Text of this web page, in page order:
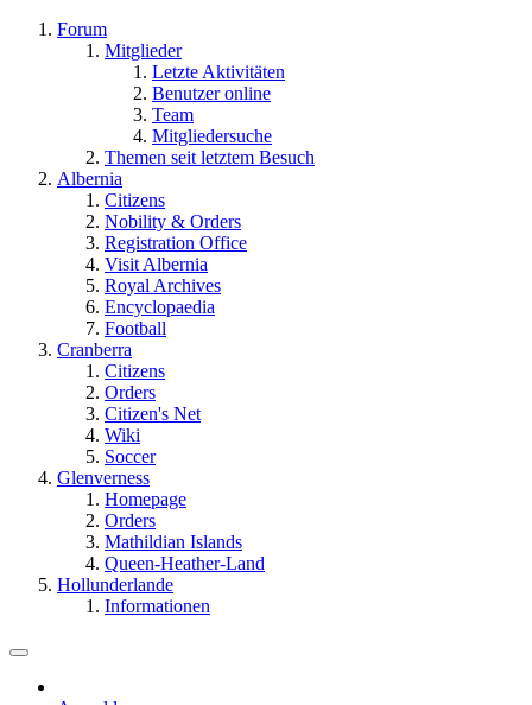
Forum
Mitglieder
Letzte Aktivitäten
Benutzer online
Team
Mitgliedersuche
Themen seit letztem Besuch
Albernia
Citizens
Nobility & Orders
Registration Office
Visit Albernia
Royal Archives
Encyclopaedia
Football
Cranberra
Citizens
Orders
Citizen's Net
Wiki
Soccer
Glenverness
Homepage
Orders
Mathildian Islands
Queen-Heather-Land
Hollunderlande
Informationen